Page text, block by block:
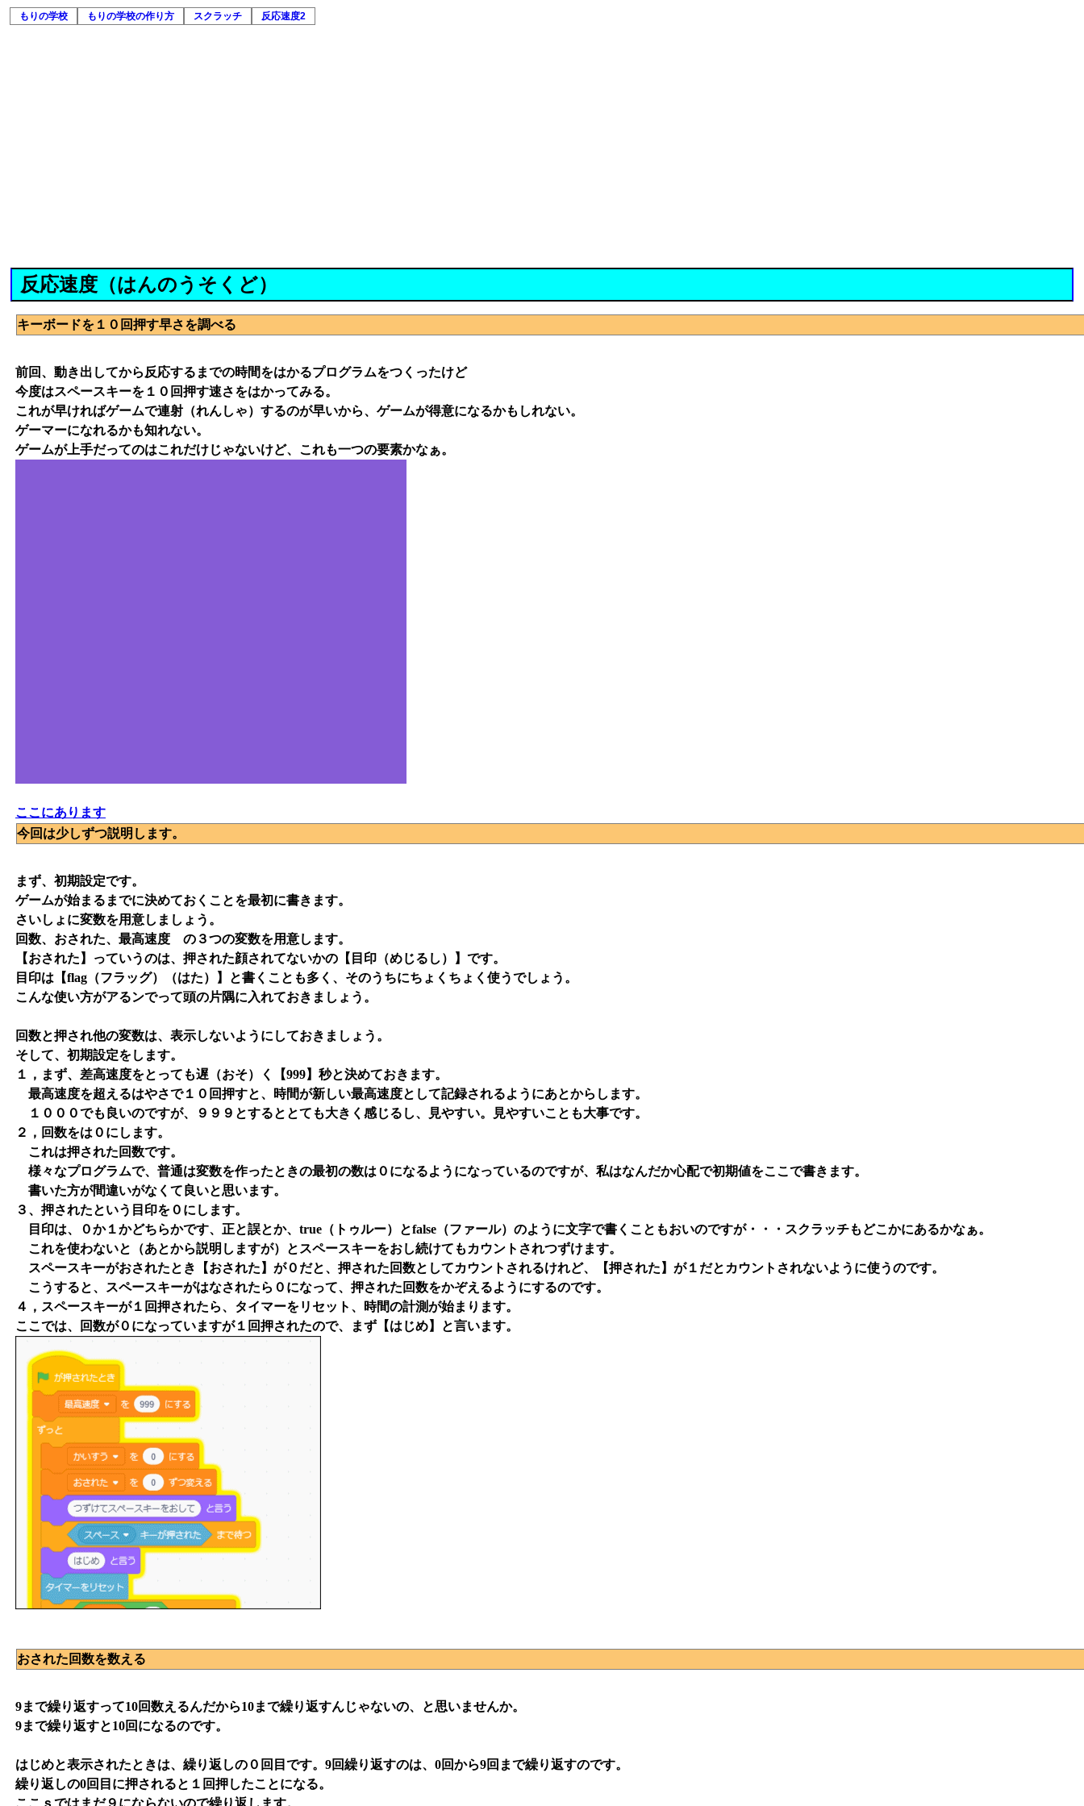
もりの学校 もりの学校の作り方 スクラッチ 反応速度2
反応速度（はんのうそくど）
キーボードを１０回押す早さを調べる
前回、動き出してから反応するまでの時間をはかるプログラムをつくったけど
今度はスペースキーを１０回押す速さをはかってみる。
これが早ければゲームで連射（れんしゃ）するのが早いから、ゲームが得意になるかもしれない。
ゲーマーになれるかも知れない。
ゲームが上手だってのはこれだけじゃないけど、これも一つの要素かなぁ。
ここにあります
今回は少しずつ説明します。
まず、初期設定です。
ゲームが始まるまでに決めておくことを最初に書きます。
さいしょに変数を用意しましょう。
回数、おされた、最高速度 の３つの変数を用意します。
【おされた】っていうのは、押された顔されてないかの【目印（めじるし）】です。
目印は【flag（フラッグ）（はた）】と書くことも多く、そのうちにちょくちょく使うでしょう。
こんな使い方がアるンでって頭の片隅に入れておきましょう。
回数と押され他の変数は、表示しないようにしておきましょう。
そして、初期設定をします。
１，まず、差高速度をとっても遅（おそ）く【999】秒と決めておきます。
最高速度を超えるはやさで１０回押すと、時間が新しい最高速度として記録されるようにあとからします。
１０００でも良いのですが、９９９とするととても大きく感じるし、見やすい。見やすいことも大事です。
２，回数をは０にします。
これは押された回数です。
様々なプログラムで、普通は変数を作ったときの最初の数は０になるようになっているのですが、私はなんだか心配で初期値をここで書きます。
書いた方が間違いがなくて良いと思います。
３、押されたという目印を０にします。
目印は、０か１かどちらかです、正と誤とか、true（トゥルー）とfalse（ファール）のように文字で書くこともおいのですが・・・スクラッチもどこかにあるかなぁ。
これを使わないと（あとから説明しますが）とスペースキーをおし続けてもカウントされつずけます。
スペースキーがおされたとき【おされた】が０だと、押された回数としてカウントされるけれど、【押された】が１だとカウントされないように使うのです。
こうすると、スペースキーがはなされたら０になって、押された回数をかぞえるようにするのです。
４，スペースキーが１回押されたら、タイマーをリセット、時間の計測が始まります。
ここでは、回数が０になっていますが１回押されたので、まず【はじめ】と言います。
おされた回数を数える
9まで繰り返すって10回数えるんだから10まで繰り返すんじゃないの、と思いませんか。
9まで繰り返すと10回になるのです。
はじめと表示されたときは、繰り返しの０回目です。9回繰り返すのは、0回から9回まで繰り返すのです。
繰り返しの0回目に押されると１回押したことになる。
ここｓではまだ９にならないので繰り返します。